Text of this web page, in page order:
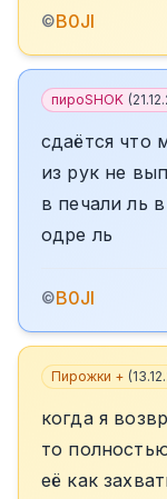
©B0JI
пироSHOK (
сдаётся что
из рук не
в печали ль
одре ль
©B0JI
Пирожки + (
когда я
то
её как